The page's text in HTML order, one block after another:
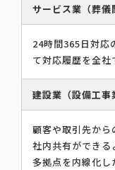
サービス業（葬儀
24時間365日対応
て対応履歴を全社
建設業（設備工事
顧客や取引先から
社内共有ができる
多拠点を内線化し